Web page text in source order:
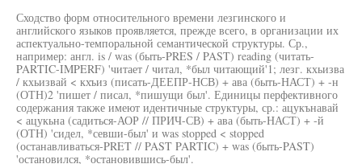
Сходство форм относительного времени лезгинского и
английского языков проявляется, прежде всего, в организации их
аспектуально-темпоральной семантической структуры. Ср.,
например: англ. is / was (быть-PRES / PAST) reading (читать-
PARTIC-IMPERF) 'читает / читал, *был читающий'1; лезг. кхьизва
/ кхьизвай < кхъиз (писать-ДЕЕПР-НСВ) + ава (быть-НАСТ) + -н
(ОТН)2 'пишет / писал, *пишущи был'. Единицы перфективного
содержания также имеют идентичные структуры, ср.: ацукънавай
< ацукьна (садиться-АОР // ПРИЧ-СВ) + ава (быть-НАСТ) + -й
(ОТН) 'сидел, *севши-был' и was stopped < stopped
(останавливаться-PRET // PAST PARTIC) + was (быть-PAST)
'остановился, *остановившись-был'.